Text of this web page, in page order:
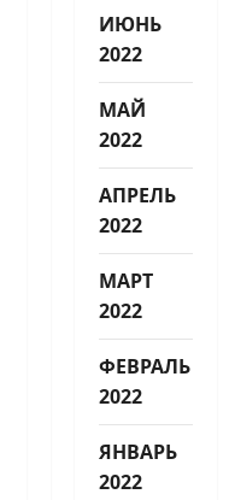
ИЮНЬ
2022
МАЙ
2022
АПРЕЛЬ
2022
МАРТ
2022
ФЕВРАЛЬ
2022
ЯНВАРЬ
2022